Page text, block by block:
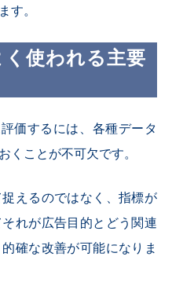
す。
使われる主要
価するには、各種データ
くことが不可欠です。
えるのではなく、指標が
れが広告目的とどう関連
確な改善が可能になりま